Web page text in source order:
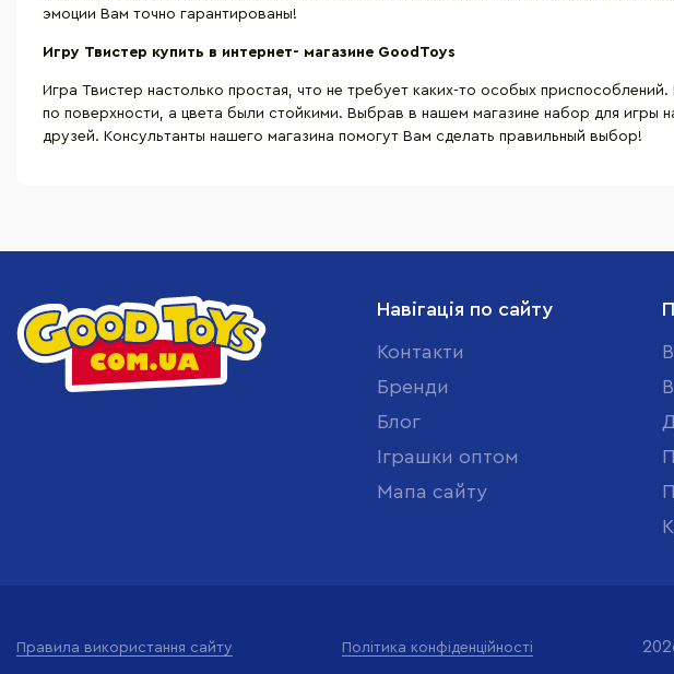
эмоции Вам точно гарантированы!
Игру Твистер купить в интернет- магазине GoodToys
Игра Твистер настолько простая, что не требует каких-то особых
по поверхности, а цвета были стойкими. Выбрав в нашем магазине набор для
друзей. Консультанты нашего магазина помогут Вам сделать правильный выбор!
Навігація по сайту
Контакти
Бренди
Блог
Іграшки оптом
Мапа сайту
Правила використання сайту Політика конфіденційності